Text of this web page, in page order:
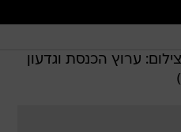
ערוץ הכנסת וגדעון